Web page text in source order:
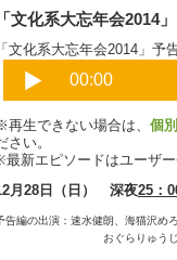
「文化系大忘年会2014」
「文化系大忘年会2014」予
再生できない場合は、 個
さい。
最新エピソードはユーザ
月28日（日） 深夜25：
告編の出演：速水健朗、海猫沢め
おぐらりゅうじ、大熊信